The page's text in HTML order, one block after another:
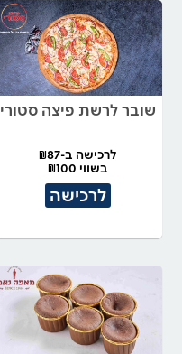
שובר לרשת פיצה סטורי
לרכישה ב-₪87
בשווי ₪100
לרכישה